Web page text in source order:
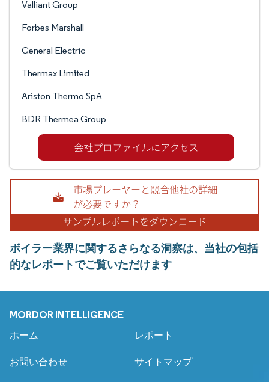
Valliant Group
Forbes Marshall
General Electric
Thermax Limited
Ariston Thermo SpA
BDR Thermea Group
ボイラー業界に関するさらなる洞察は、当社の包括
的なレポートでご覧いただけます
MORDOR INTELLIGENCE
ホーム レポート
お問い合わせ サイトマップ